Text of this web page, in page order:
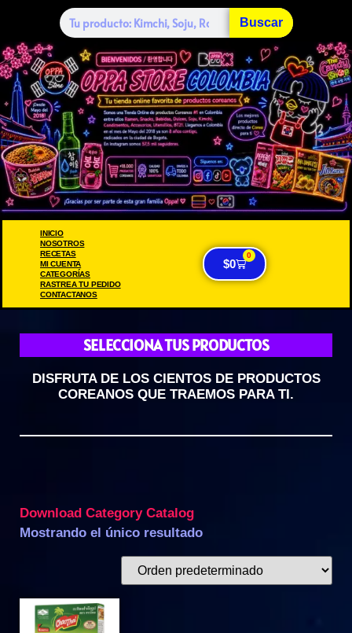
Buscar
INICIO
NOSOTROS
RECETAS
MI CUENTA
CATEGORÍAS
RASTREA TU PEDIDO
CONTACTANOS
$0
0
SELECCIONA TUS PRODUCTOS
DISFRUTA DE LOS CIENTOS DE PRODUCTOS
COREANOS QUE TRAEMOS PARA TI.
Download Category Catalog
Mostrando el único resultado